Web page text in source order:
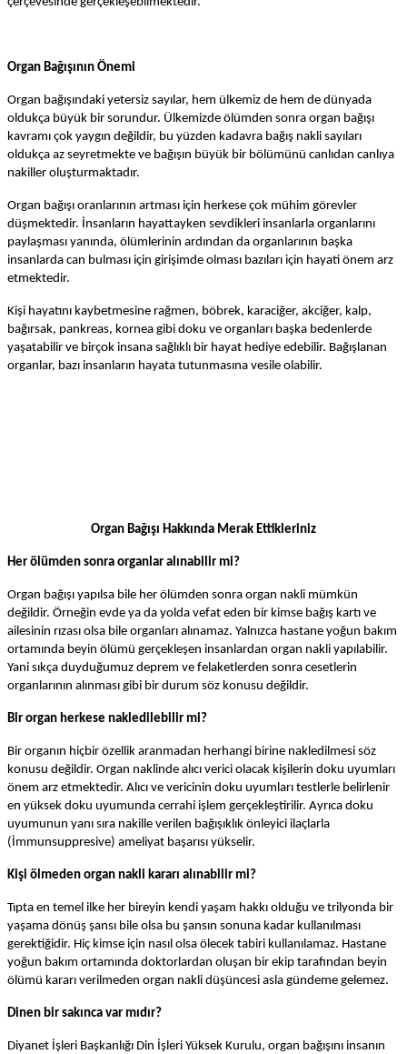
Organ Bağışının Önemi
Organ bağışındaki yetersiz sayılar, hem ülkemiz de hem de dünyada
oldukça büyük bir sorundur. Ülkemizde ölümden sonra organ bağışı
kavramı çok yaygın değildir, bu yüzden kadavra bağış nakli sayıları
oldukça az seyretmekte ve bağışın büyük bir bölümünü canlıdan canlıya
nakiller oluşturmaktadır.
Organ bağışı oranlarının artması için herkese çok mühim görevler
düşmektedir. İnsanların hayattayken sevdikleri insanlarla organlarını
paylaşması yanında, ölümlerinin ardından da organlarının başka
insanlarda can bulması için girişimde olması bazıları için hayati önem arz
etmektedir.
Kişi hayatını kaybetmesine rağmen, böbrek, karaciğer, akciğer, kalp,
bağırsak, pankreas, kornea gibi doku ve organları başka bedenlerde
yaşatabilir ve birçok insana sağlıklı bir hayat hediye edebilir. Bağışlanan
organlar, bazı insanların hayata tutunmasına vesile olabilir.
Organ Bağışı Hakkında Merak Ettikleriniz
Her ölümden sonra organlar alınabilir mi?
Organ bağışı yapılsa bile her ölümden sonra organ nakli mümkün
değildir. Örneğin evde ya da yolda vefat eden bir kimse bağış kartı ve
ailesinin rızası olsa bile organları alınamaz. Yalnızca hastane yoğun bakım
ortamında beyin ölümü gerçekleşen insanlardan organ nakli yapılabilir.
Yani sıkça duyduğumuz deprem ve felaketlerden sonra cesetlerin
organlarının alınması gibi bir durum söz konusu değildir.
Bir organ herkese nakledilebilir mi?
Bir organın hiçbir özellik aranmadan herhangi birine nakledilmesi söz
konusu değildir. Organ naklinde alıcı verici olacak kişilerin doku uyumları
önem arz etmektedir. Alıcı ve vericinin doku uyumları testlerle belirlenir
en yüksek doku uyumunda cerrahi işlem gerçekleştirilir. Ayrıca doku
uyumunun yanı sıra nakille verilen bağışıklık önleyici ilaçlarla
(İmmunsuppresive) ameliyat başarısı yükselir.
Kişi ölmeden organ nakli kararı alınabilir mi?
Tıpta en temel ilke her bireyin kendi yaşam hakkı olduğu ve trilyonda bir
yaşama dönüş şansı bile olsa bu şansın sonuna kadar kullanılması
gerektiğidir. Hiç kimse için nasıl olsa ölecek tabiri kullanılamaz. Hastane
yoğun bakım ortamında doktorlardan oluşan bir ekip tarafından beyin
ölümü kararı verilmeden organ nakli düşüncesi asla gündeme gelemez.
Dinen bir sakınca var mıdır?
Diyanet İşleri Başkanlığı Din İşleri Yüksek Kurulu, organ bağışını insanın